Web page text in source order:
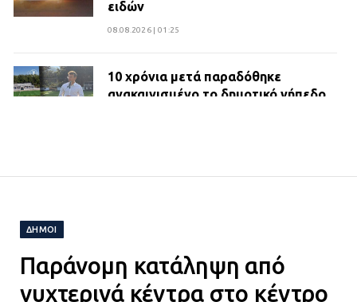
ειδών
08.08.2026 | 01:25
10 χρόνια μετά παραδόθηκε
ανακαινισμένο το δημοτικό γήπεδο
Αισχύλεια 2026: Το Φεστιβάλ της
ΔΗΜΟΙ
Παράνομη κατάληψη από
νυχτερινά κέντρα στο κέντρο